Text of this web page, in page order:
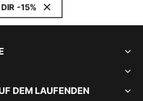
-15%
DEM LAUFENDEN